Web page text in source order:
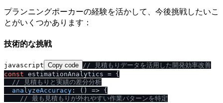
プランニングポーカーの経験を活かして、今後挑戦したいこ
とがいくつかあります：
技術的な挑戦
javascript Copy code // 見積もりデータを活用した開発効率改善
const estimationAnalytics = {
// 見積もりと実績の差分分析
analyzeAccuracy : () => {
// 最も見積もりが外れやすい作業パターンを特定